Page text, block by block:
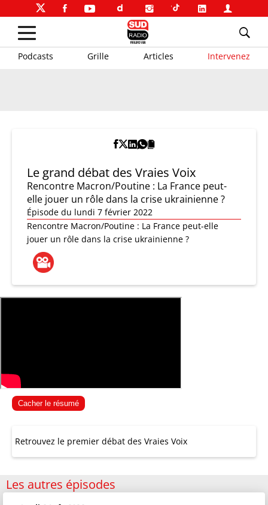
Podcasts Grille Articles Intervenez
Le grand débat des Vraies Voix
Rencontre Macron/Poutine : La France peut-
elle jouer un rôle dans la crise ukrainienne ?
Épisode du lundi 7 février 2022
Rencontre Macron/Poutine : La France peut-elle
jouer un rôle dans la crise ukrainienne ?
Cacher le résumé
Retrouvez le premier débat des Vraies Voix
Les autres épisodes